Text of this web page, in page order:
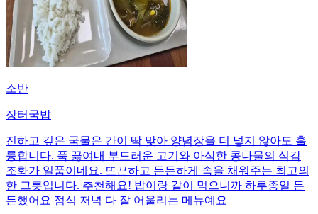
소반
장터국밥
진하고 깊은 국물은 간이 딱 맞아 양념장을 더 넣지 않아도 훌
륭합니다. 푹 끓여내 부드러운 고기와 아삭한 콩나물의 식감
조화가 일품이네요. 뜨끈하고 든든하게 속을 채워주는 최고의
한 그릇입니다. 추천해요! 밥이랑 같이 먹으니까 하루종일 든
든했어요 점식 저녁 다 잘 어울리는 메뉴예요